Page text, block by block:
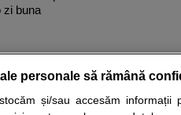
zi buna
Autoevaluare simptome
personale să rămână
și/sau accesăm informații